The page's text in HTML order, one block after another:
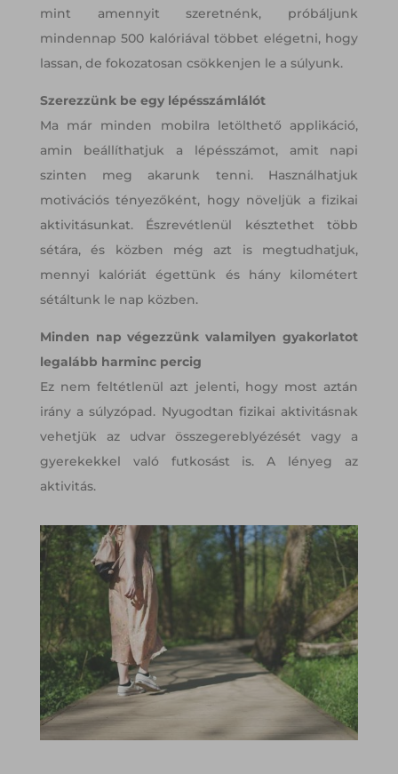
mint amennyit szeretnénk, próbáljunk
mindennap 500 kalóriával többet elégetni, hogy
lassan, de fokozatosan csökkenjen le a súlyunk.
Szerezzünk be egy lépésszámlálót
Ma már minden mobilra letölthető applikáció,
amin beállíthatjuk a lépésszámot, amit napi
szinten meg akarunk tenni. Használhatjuk
motivációs tényezőként, hogy növeljük a fizikai
aktivitásunkat. Észrevétlenül késztethet több
sétára, és közben még azt is megtudhatjuk,
mennyi kalóriát égettünk és hány kilométert
sétáltunk le nap közben.
Minden nap végezzünk valamilyen gyakorlatot
legalább harminc percig
Ez nem feltétlenül azt jelenti, hogy most aztán
irány a súlyzópad. Nyugodtan fizikai aktivitásnak
vehetjük az udvar összegereblyézését vagy a
gyerekekkel való futkosást is. A lényeg az
aktivitás.